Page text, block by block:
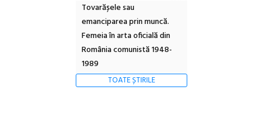
Tovarășele sau
emanciparea prin muncă.
Femeia în arta oficială din
România comunistă 1948-
1989
TOATE ȘTIRILE